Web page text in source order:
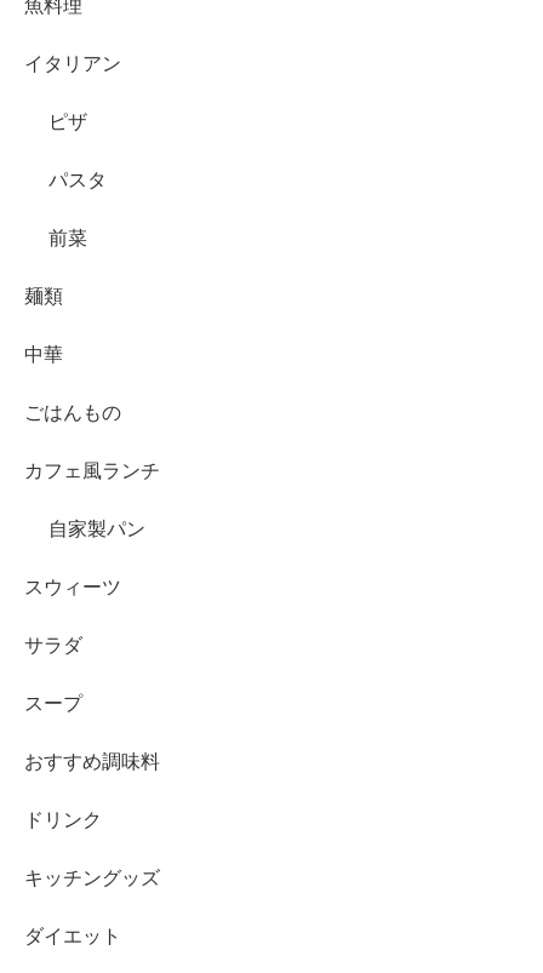
魚料理
イタリアン
ピザ
パスタ
前菜
麺類
中華
ごはんもの
カフェ風ランチ
自家製パン
スウィーツ
サラダ
スープ
おすすめ調味料
ドリンク
キッチングッズ
ダイエット